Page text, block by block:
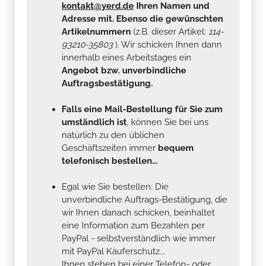
kontakt@yerd.de Ihren Namen und
Adresse mit. Ebenso die gewünschten
Artikelnummern (z.B. dieser Artikel: 114-
93210-35803). Wir schicken Ihnen dann
innerhalb eines Arbeitstages ein
Angebot bzw. unverbindliche
Auftragsbestätigung.
Falls eine Mail-Bestellung für Sie zum
umständlich ist, können Sie bei uns
natürlich zu den üblichen
Geschäftszeiten immer bequem
telefonisch bestellen...
Egal wie Sie bestellen: Die
unverbindliche Auftrags-Bestätigung, die
wir Ihnen danach schicken, beinhaltet
eine Information zum Bezahlen per
PayPal - selbstverständlich wie immer
mit PayPal Käuferschutz...